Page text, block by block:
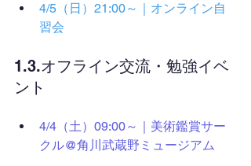
4/5（日）21:00～｜オンライン自
習会
1.3.オフライン交流・勉強イベ
ント
4/4（土）09:00～｜美術鑑賞サー
クル@角川武蔵野ミュージアム